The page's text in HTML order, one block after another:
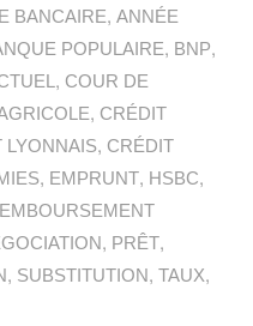
BANCAIRE,ANNÉE
POPULAIRE, BNP,
, COUR DE
, CRÉDIT
LYONNAIS, CRÉDIT
, EMPRUNT, HSBC,
, PRÊT,
, SUBSTITUTION,TAUX,